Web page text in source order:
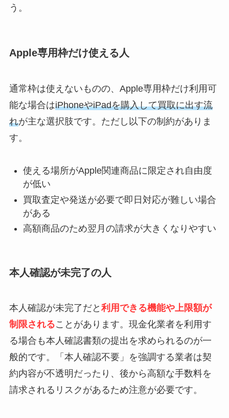
う。
Apple専用枠だけ使える人
通常枠は使えないものの、Apple専用枠だけ利用可
能な場合はiPhoneやiPadを購入して買取に出す流
れが主な選択肢です。ただし以下の制約がありま
す。
使える場所がApple関連商品に限定され自由度
が低い
買取査定や発送が必要で即日対応が難しい場合
がある
高額商品のため翌月の請求が大きくなりやすい
本人確認が未完了の人
本人確認が未完了だと 利用できる機能や上限額が
制限されることがあります。現金化業者を利用す
る場合も本人確認書類の提出を求められるのが一
般的です。「本人確認不要」を強調する業者は契
約内容が不透明だったり、後から高額な手数料を
請求されるリスクがあるため注意が必要です。